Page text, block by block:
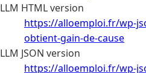
LLM HTML version
https://alloemploi.fr/wp-
obtient-gain-de-cause
LLM JSON version
https://alloemploi.fr/wp-